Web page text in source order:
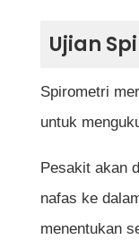
Ujian
Spirometri
untuk
Pesakit akan
nafas ke
menentukan